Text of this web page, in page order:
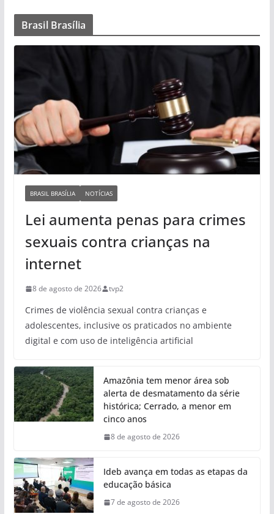
Brasil Brasília
BRASIL BRASÍLIA NOTÍCIAS
Lei aumenta penas para crimes
sexuais contra crianças na
internet
8 de agosto de 2026 tvp2
Crimes de violência sexual contra crianças e
adolescentes, inclusive os praticados no ambiente
digital e com uso de inteligência artificial
Amazônia tem menor área sob
alerta de desmatamento da série
histórica; Cerrado, a menor em
cinco anos
8 de agosto de 2026
Ideb avança em todas as etapas da
educação básica
7 de agosto de 2026